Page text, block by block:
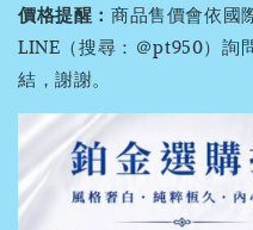
價格提醒： 商品售價會依國
LINE（搜尋：＠pt950）詢
結，謝謝。